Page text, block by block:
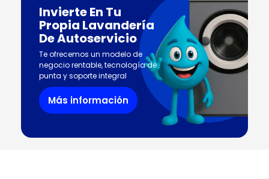
Invierte En Tu
Propia Lavandería
De Autoservicio
Te ofrecemos un modelo de
negocio rentable, tecnología de
punta y soporte integral
Más información